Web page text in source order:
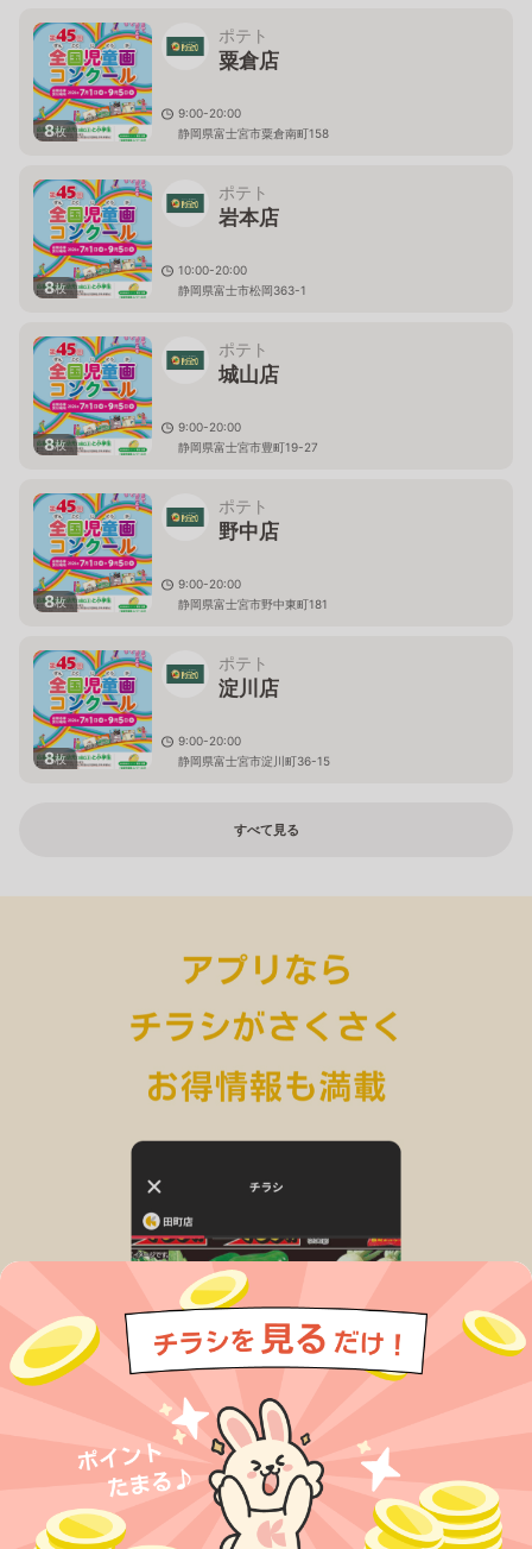
8枚
ポテト
粟倉店
9:00-20:00
静岡県富士宮市粟倉南町158
8枚
ポテト
岩本店
10:00-20:00
静岡県富士市松岡363-1
8枚
ポテト
城山店
9:00-20:00
静岡県富士宮市豊町19-27
8枚
ポテト
野中店
9:00-20:00
静岡県富士宮市野中東町181
8枚
ポテト
淀川店
9:00-20:00
静岡県富士宮市淀川町36-15
すべて見る